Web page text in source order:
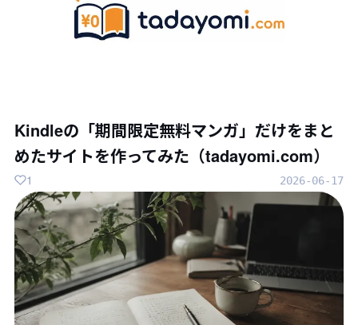
Kindleの「期間限定無料マンガ」だけをまと
めたサイトを作ってみた（tadayomi.com）
2026-06-17
1